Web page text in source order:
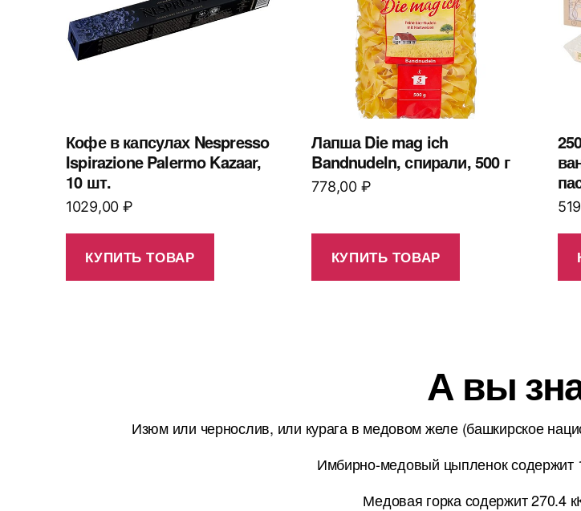
Кофе в капсулах Nespresso
Ispirazione Palermo Kazaar,
10 шт.
1029,00 ₽
КУПИТЬ ТОВАР
Лапша Die mag ich
Bandnudeln, спирали, 500 г
778,00 ₽
КУПИТЬ ТОВАР
А вы
Изюм или чернослив, или курага в медовом желе (башкирское
Имбирно-медовый цыпленок содержит
Медовая горка содержит 270.4